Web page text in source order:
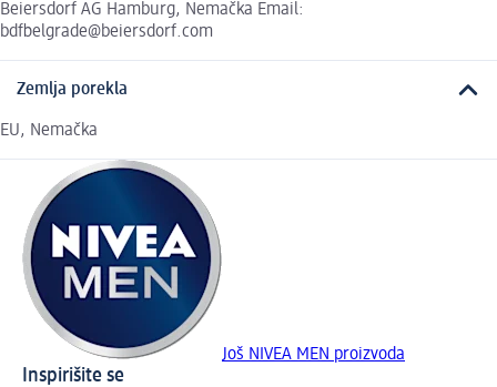
Beiersdorf AG Hamburg, Nemačka Email:
bdfbelgrade@beiersdorf.com
Zemlja porekla
EU, Nemačka
Još NIVEA MEN proizvoda
Inspirišite se